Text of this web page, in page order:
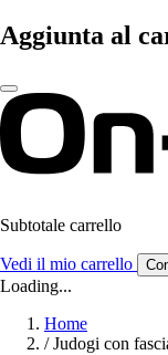
Aggiunta al
Subtotale carrello
Vedi il mio carrello
Loading...
Home
/ Judogi con